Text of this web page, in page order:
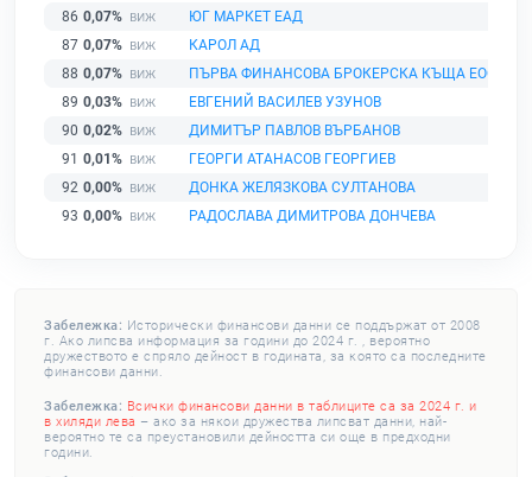
86 0,07%
ЮГ МАРКЕТ ЕАД
87 0,07%
КАРОЛ АД
88 0,07%
ПЪРВА ФИНАНСОВА БРОКЕРСКА КЪЩА ЕООД
89 0,03%
ЕВГЕНИЙ ВАСИЛЕВ УЗУНОВ
90 0,02%
ДИМИТЪР ПАВЛОВ ВЪРБАНОВ
91 0,01%
ГЕОРГИ АТАНАСОВ ГЕОРГИЕВ
92 0,00%
ДОНКА ЖЕЛЯЗКОВА СУЛТАНОВА
93 0,00% РАДОСЛАВА ДИМИТРОВА ДОНЧЕВА
Забележка: Исторически финансови данни се поддържат от 2008
г. Ако липсва информация за години до 2024 г. , вероятно
дружеството е спряло дейност в годината, за която са последните
финансови данни.
Забележка: Всички финансови данни в таблиците са за 2024 г. и
в хиляди лева – ако за някои дружества липсват данни, най-
вероятно те са преустановили дейността си още в предходни
години.